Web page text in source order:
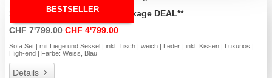
BESTSELLER
Sofa Set Latifa Vollleder **Package DEAL**
CHF 7'799.00CHF 4'799.00
Sofa Set | mit Liege und Sessel | inkl. Tisch | weich | Leder | inkl. Kissen | Luxuriös |
High-end | Farbe: Weiss, Blau
Details